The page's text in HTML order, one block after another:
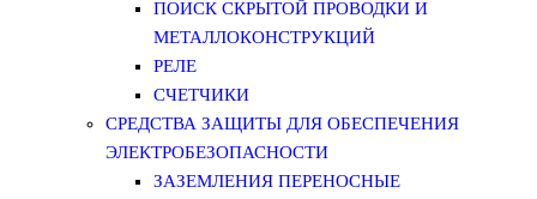
ПОИСК СКРЫТОЙ ПРОВОДКИ И
МЕТАЛЛОКОНСТРУКЦИЙ
РЕЛЕ
СЧЕТЧИКИ
СРЕДСТВА ЗАЩИТЫ ДЛЯ ОБЕСПЕЧЕНИЯ
ЭЛЕКТРОБЕЗОПАСНОСТИ
ЗАЗЕМЛЕНИЯ ПЕРЕНОСНЫЕ